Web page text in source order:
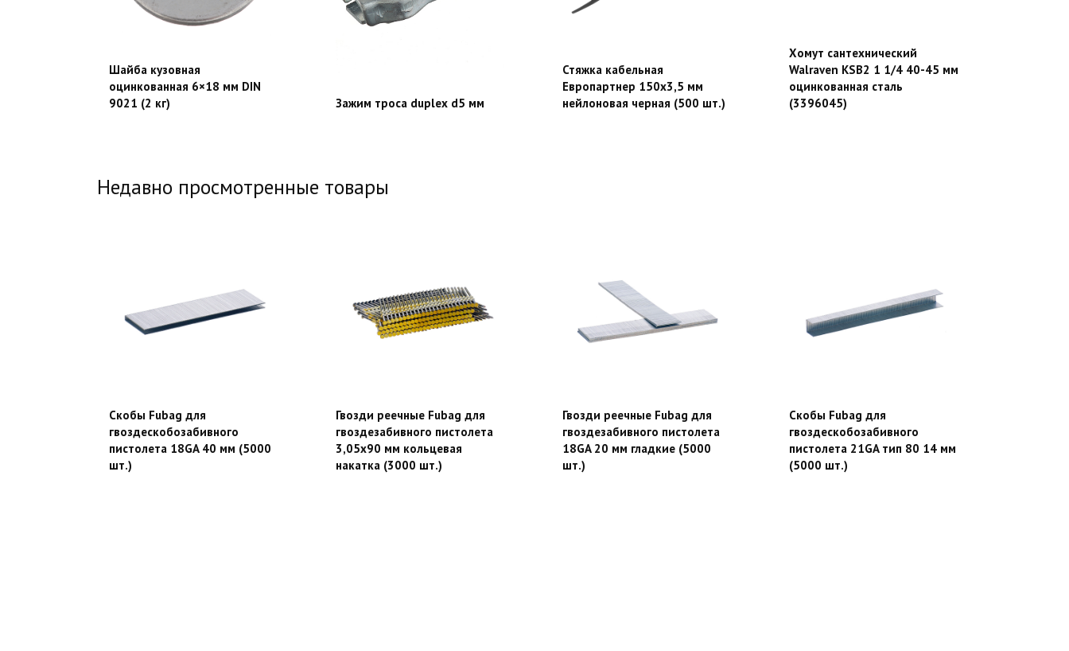
Шайба кузовная
оцинкованная 6×18 мм DIN
9021 (2 кг)
Зажим троса duplex d5 мм
Стяжка кабельная
Европартнер 150х3,5 мм
нейлонoвая черная (500 шт.)
Хомут сантехнический
Walraven KSB2 1 1/4 40-45 мм
оцинкованная сталь
(3396045)
Недавно просмотренные товары
Скобы Fubag для
гвоздескобозабивного
пистолета 18GA 40 мм (5000
шт.)
Гвозди реечные Fubag для
гвоздезабивного пистолета
3,05х90 мм кольцевая
накатка (3000 шт.)
Гвозди реечные Fubag для
гвоздезабивного пистолета
18GA 20 мм гладкие (5000
шт.)
Скобы Fubag для
гвоздескобозабивного
пистолета 21GA тип 80 14 мм
(5000 шт.)